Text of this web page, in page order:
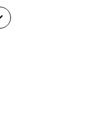
Vogels").
Asphaltstraße in
über den
nach 300 m
oberhalb des